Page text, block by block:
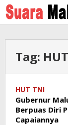
Lewati
ke
konten
Tag:
HUT TNI
Gubernur
Berpuas Diri
Capaiannya